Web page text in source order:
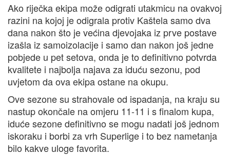
Ako riječka ekipa može odigrati utakmicu na ovakvoj
razini na kojoj je odigrala protiv Kaštela samo dva
dana nakon što je većina djevojaka iz prve postave
izašla iz samoizolacije i samo dan nakon još jedne
pobjede u pet setova, onda je to definitivno potvrda
kvalitete i najbolja najava za iduću sezonu, pod
uvjetom da ova ekipa ostane na okupu.
Ove sezone su strahovale od ispadanja, na kraju su
nastup okončale na omjeru 11-11 i s finalom kupa,
iduće sezone definitivno se mogu nadati još jednom
iskoraku i borbi za vrh Superlige i to bez nametanja
bilo kakve uloge favorita.